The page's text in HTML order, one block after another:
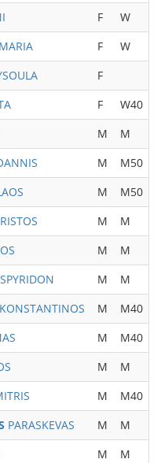
F
W
MARIA F
W
F
F
W40
M
M
M
M50
M
M50
M
M
M
M
SPYRIDON M
M
KONSTANTINOS M
M40
M
M40
M
M
M
M40
PARASKEVAS M
M
M
M